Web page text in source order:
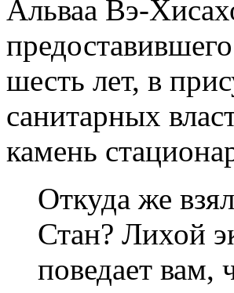
Альваа Вэ-
шесть лет, в
санитарных
камень
Откуда же
Стан? Лихой
поведает вам,